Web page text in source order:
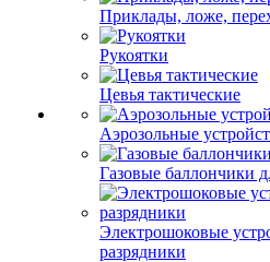
Приклады, ложе,
Рукоятки
Цевья тактические
Аэрозольные
Газовые баллончики
Электрошоковые
разрядники